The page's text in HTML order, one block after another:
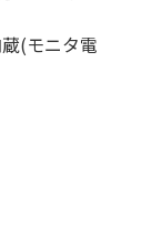
(モニタ電